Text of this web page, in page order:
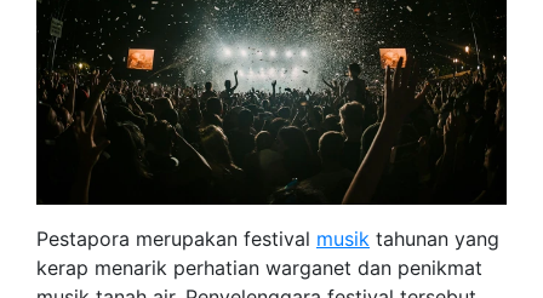
Pestapora merupakan festival musik tahunan yang
kerap menarik perhatian warganet dan penikmat